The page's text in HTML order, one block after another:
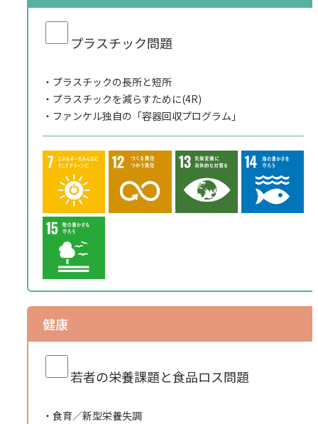
プラスチック問題
プラスチックの長所と短所
プラスチックを減らすために(4R)
ファンケル独⾃の「容器回収プログラム」
健康
若者の栄養課題と食品ロス問題
食育／新型栄養失調